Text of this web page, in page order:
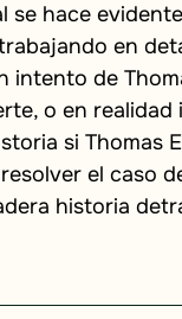
se hace
en
intento de
o en
si Thomas
el caso
historia